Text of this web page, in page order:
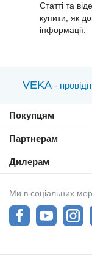
Статті та
купити, як
інформації.
VEKA -
Покупцям
Партнерам
Дилерам
Ми в соціальних